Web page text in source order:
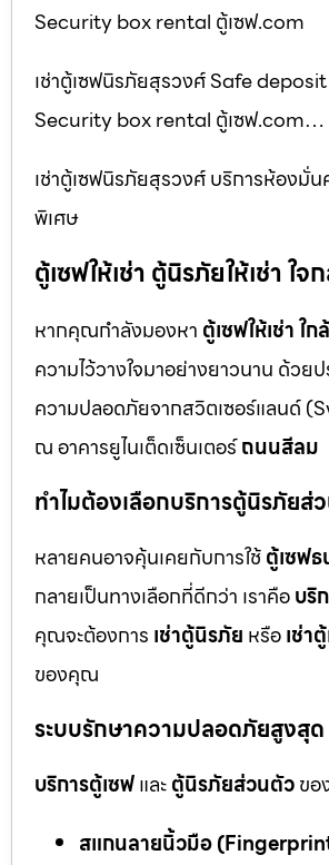
Security box rental ตู้เซฟ.com
เช่าตู้เซฟนิรภัยสุรวงศ์ Safe
Security box rental ตู้เซฟ.com…
เช่าตู้เซฟนิรภัยสุรวงศ์ บริการห้องมั่
พิเศษ
ตู้เซฟให้เช่า ตู้นิรภัยให้เช่า
หากคุณกำลังมองหา ตู้เซฟให้เช่า ใ
ความไว้วางใจมาอย่างยาวนาน ด้ว
ความปลอดภัยจากสวิตเซอร์แลนด์
ณ อาคารยูไนเต็ดเซ็นเตอร์ถนนสีลม
ทำไมต้องเลือกบริการตู้นิรภัยส่
หลายคนอาจคุ้นเคยกับการใช้ตู้เซฟ
กลายเป็นทางเลือกที่ดีกว่า เราคือบริ
คุณจะต้องการ เช่าตู้นิรภัย หรือเช่า
ของคุณ
ระบบรักษาความปลอดภัยสูงสุ
บริการตู้เซฟและตู้นิรภัยส่วนตัวขอ
สแกนลายนิ้วมือ